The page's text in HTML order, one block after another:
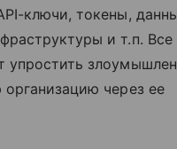
ключи, токены,
и т.п. Все
упростить
организацию через ее